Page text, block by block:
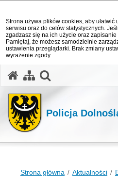
Strona używa plików cookies, aby ułatwić
serwisu oraz do celów statystycznych.
zgadzasz się na ich użycie oraz
Pamiętaj, że możesz samodzielnie
ustawienia przeglądarki. Brak zmiany
wyrażenie zgody.
Policja
Strona główna Aktualności